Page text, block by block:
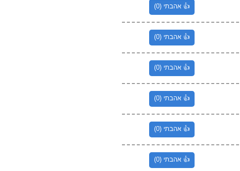
👍 אהבתי (0)
👍 אהבתי (0)
👍 אהבתי (0)
👍 אהבתי (0)
👍 אהבתי (0)
👍 אהבתי (0)